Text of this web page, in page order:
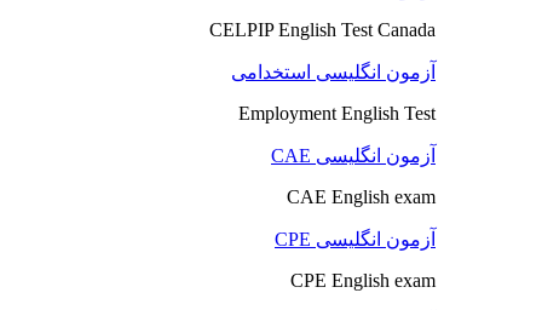
CELPIP English Test Canada
آزمون انگلیسی استخدامی
Employment English Test
آزمون انگلیسی CAE
CAE English exam
آزمون انگلیسی CPE
CPE English exam